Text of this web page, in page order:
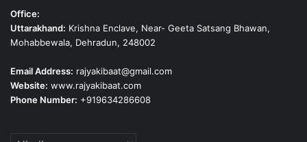
Office:
Uttarakhand: Krishna Enclave, Near- Geeta Satsang Bhawan,
Mohabbewala, Dehradun, 248002
Email Address: rajyakibaat@gmail.com
Website: www.rajyakibaat.com
Phone Number: +919634286608